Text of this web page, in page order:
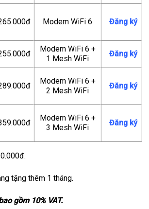
Modem WiFi 6 Đăng ký
Modem WiFi 6 +
1 Mesh WiFi
Đăng ký
Modem WiFi 6 +
2 Mesh WiFi
Đăng ký
Modem WiFi 6 +
3 Mesh WiFi
Đăng ký
tặng thêm 1 tháng.
gồm 10% VAT.